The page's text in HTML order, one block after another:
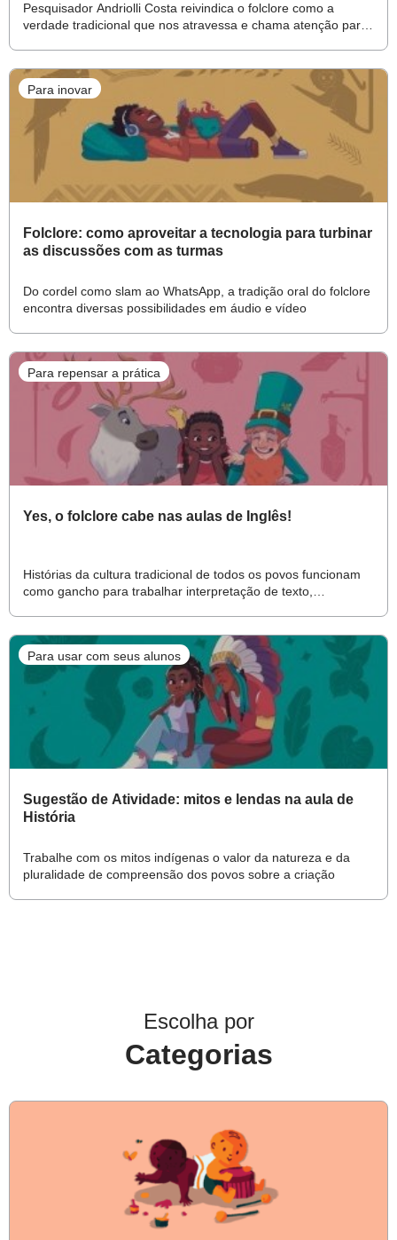
Pesquisador Andriolli Costa reivindica o folclore como a
verdade tradicional que nos atravessa e chama atenção para
Para inovar
Folclore: como aproveitar a tecnologia para turbinar
as discussões com as turmas
Do cordel como slam ao WhatsApp, a tradição oral do folclore
encontra diversas possibilidades em áudio e vídeo
Para repensar a prática
Yes, o folclore cabe nas aulas de Inglês!
Histórias da cultura tradicional de todos os povos funcionam
como gancho para trabalhar interpretação de texto,
Para usar com seus alunos
Sugestão de Atividade: mitos e lendas na aula de
História
Trabalhe com os mitos indígenas o valor da natureza e da
pluralidade de compreensão dos povos sobre a criação
Escolha por
Categorias